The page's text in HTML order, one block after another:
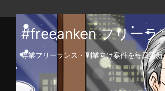
#freeanken フリー
専業フリーランス・副業向け案件を毎日更